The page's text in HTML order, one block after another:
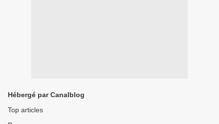
Hébergé par Canalblog
Top articles